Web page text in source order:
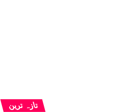
تازہ ترین